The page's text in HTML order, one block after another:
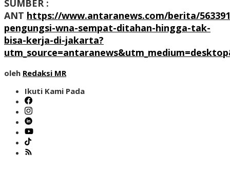
SUMBER :
ANT https://www.antaranews.com/berita/
pengungsi-wna-sempat-ditahan-hingga-tak-
bisa-kerja-di-jakarta?
oleh Redaksi MR
Ikuti Kami Pada